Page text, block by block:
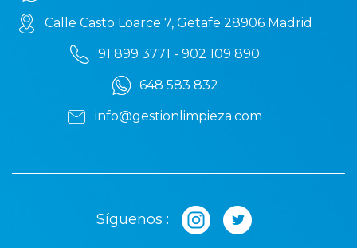
Calle Casto Loarce 7, Getafe 28906 Madrid
91 899 3771 - 902 109 890
648 583 832
info@gestionlimpieza.com
Síguenos :